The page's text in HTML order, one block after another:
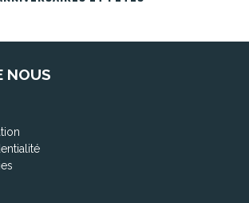
NOUS